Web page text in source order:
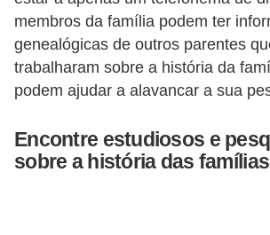
membros da família podem ter
genealógicas de outros parentes
trabalharam sobre a história da
podem ajudar a alavancar a sua
Encontre estudiosos e
sobre a história das
o
s
e
V